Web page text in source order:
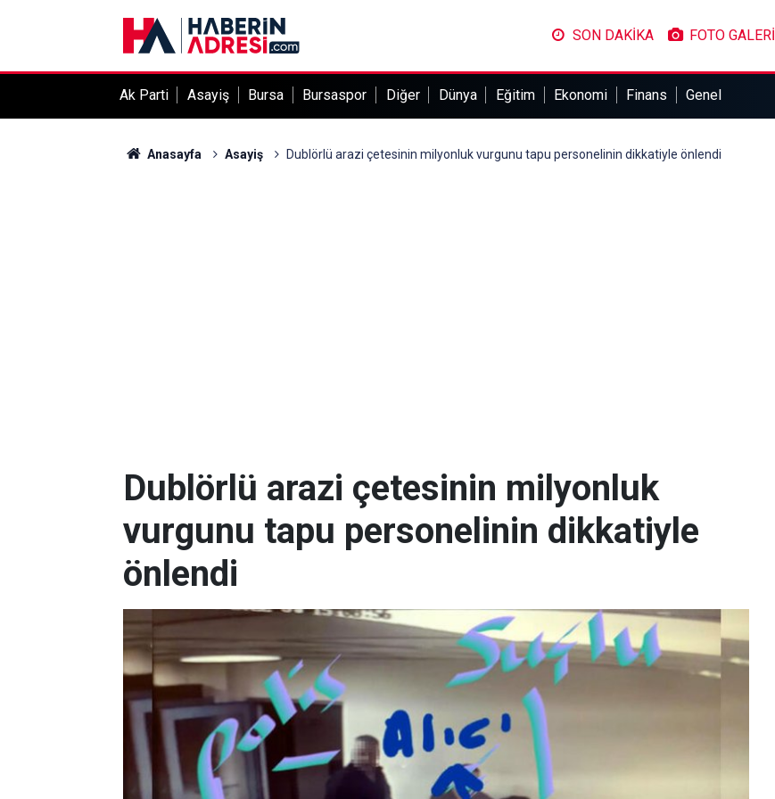
SON DAKİKA FOTO GALERİ
Ak Parti Asayiş Bursa Bursaspor Diğer Dünya Eğitim Ekonomi Finans Genel
Anasayfa Asayiş Dublörlü arazi çetesinin milyonluk vurgunu tapu personelinin dikkatiyle önlendi
Dublörlü arazi çetesinin milyonluk
vurgunu tapu personelinin dikkatiyle
önlendi